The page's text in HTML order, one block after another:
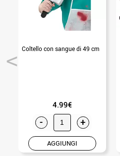
Coltello con sangue di 49 cm
4.99€
- +
AGGIUNGI